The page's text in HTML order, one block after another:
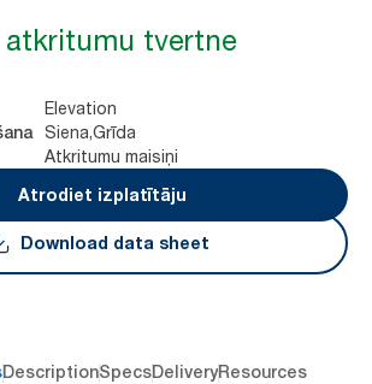
atkritumu tvertne
Elevation
Siena,Grīda
Atkritumu maisiņi
Atrodiet izplatītāju
Download data sheet
DescriptionSpecsDeliveryResources